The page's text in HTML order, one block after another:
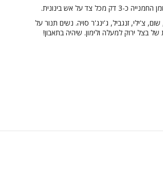
צד על אש בינונית.
צ'ילי, זנגביל, ג'ינג'ר סויה. נשים תנור על